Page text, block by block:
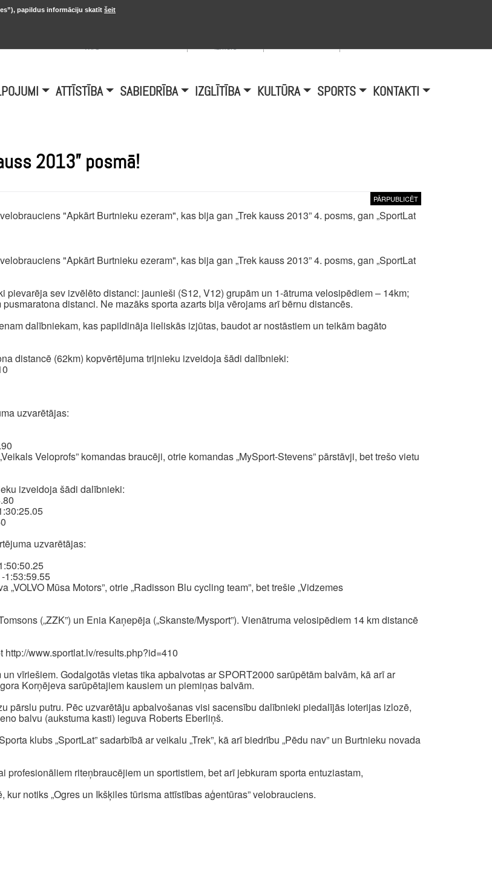
m/s
izmērs
ATTĪSTĪBA SABIEDRĪBA IZGLĪTĪBA KULTŪRA SPORTS KONTAKTI
2013” posmā!
PĀRPUBLICĒT
"Apkārt Burtnieku ezeram", kas bija gan „Trek kauss 2013” 4. posms, gan „SportLat
"Apkārt Burtnieku ezeram", kas bija gan „Trek kauss 2013” 4. posms, gan „SportLat
sev izvēlēto distanci: jaunieši (S12, V12) grupām un 1-ātruma velosipēdiem – 14km;
distanci. Ne mazāks sporta azarts bija vērojams arī bērnu distancēs.
dalībniekam, kas papildināja lieliskās izjūtas, baudot ar nostāstiem un teikām bagāto
distancē (62km) kopvērtējuma trijnieku izveidoja šādi dalībnieki:
uzvarētājas:
Veloprofs” komandas braucēji, otrie komandas „MySport-Stevens” pārstāvji, bet trešo vietu
izveidoja šādi dalībnieki:
uzvarētājas:
1:53:59.55
Mūsa Motors”, otrie „Radisson Blu cycling team”, bet trešie „Vidzemes
(„ZZK”) un Enia Kaņepēja („Skanste/Mysport”). Vienātruma velosipēdiem 14 km distancē
www.sportlat.lv/results.php?id=410
vīriešiem. Godalgotās vietas tika apbalvotas ar SPORT2000 sarūpētām balvām, kā arī ar
Korņējeva sarūpētajiem kausiem un piemiņas balvām.
pārslu putru. Pēc uzvarētāju apbalvošanas visi sacensību dalībnieki piedalījās loterijas izlozē,
balvu (aukstuma kasti) ieguva Roberts Eberliņš.
klubs „SportLat” sadarbībā ar veikalu „Trek”, kā arī biedrību „Pēdu nav” un Burtnieku novada
profesionāliem riteņbraucējiem un sportistiem, bet arī jebkuram sporta entuziastam,
notiks „Ogres un Ikšķiles tūrisma attīstības aģentūras” velobrauciens.
papildus informāciju skatīt šeit